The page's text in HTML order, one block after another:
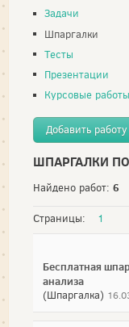
Задачи
Шпаргалки
Тесты
Презентации
Курсовые работы
Добавить работу
ШПАРГАЛКИ
Найдено работ: 6
Страницы: 1
Бесплатная
анализа
(Шпаргалка)